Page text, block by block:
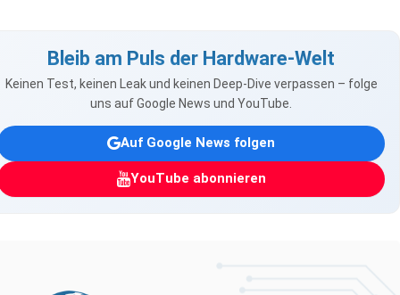
Bleib am Puls der Hardware-Welt
Keinen Test, keinen Leak und keinen Deep-Dive verpassen – folge
uns auf Google News und YouTube.
Auf Google News folgen
YouTube abonnieren